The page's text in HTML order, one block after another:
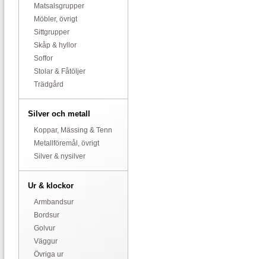
Matsalsgrupper
Möbler, övrigt
Sittgrupper
Skåp & hyllor
Soffor
Stolar & Fåtöljer
Trädgård
Silver och metall
Koppar, Mässing & Tenn
Metallföremål, övrigt
Silver & nysilver
Ur & klockor
Armbandsur
Bordsur
Golvur
Väggur
Övriga ur